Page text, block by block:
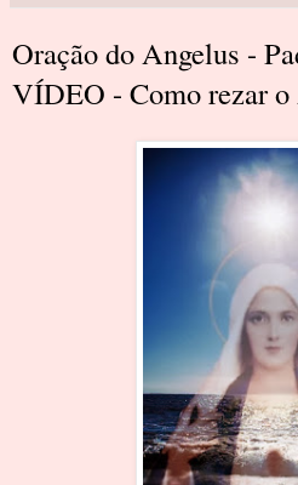
Oração do Angelus -
VÍDEO - Como rezar o